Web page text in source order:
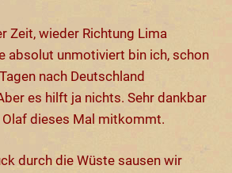
Zeit, wieder Richtung Lima
absolut unmotiviert bin ich, schon
nach Deutschland
es hilft ja nichts. Sehr dankbar
Olaf dieses Mal mitkommt.
durch die Wüste sausen wir